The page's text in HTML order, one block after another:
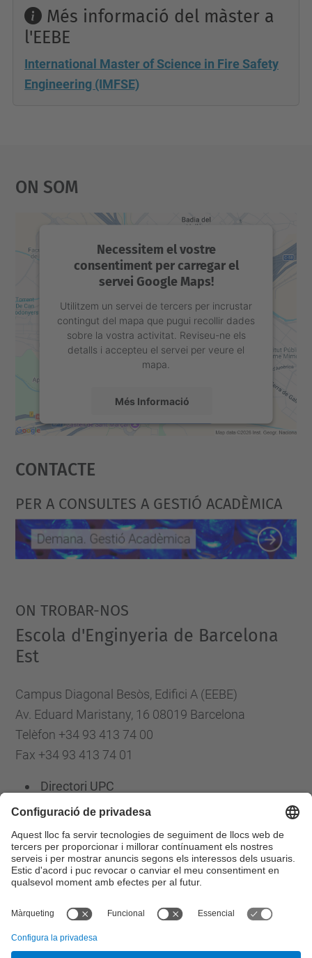
Més informació del màster a
l'EEBE
International Master of Science in Fire Safety
Engineering (IMFSE)
On Som
Necessitem el vostre
consentiment per carregar el
servei Google Maps!
Utilitzem un servei de tercers per incrustar
contingut del mapa que pugui recollir dades
sobre la vostra activitat. Reviseu-ne els
detalls i accepteu el servei per veure el
mapa.
Més Informació
powered by
Contacte
PER A CONSULTES A GESTIÓ ACADÈMICA
ON TROBAR-NOS
Escola d'Enginyeria de Barcelona
Est
Campus Diagonal Besòs, Edifici A (EEBE)
Av. Eduard Maristany, 16 08019 Barcelona
Telèfon +34 93 413 74 00
Fax +34 93 413 74 01
Directori UPC
Formulari de contacte
Llista Xarxes Socials